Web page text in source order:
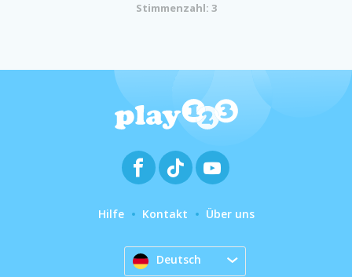
Stimmenzahl: 3
Hilfe Kontakt Über uns
Deutsch